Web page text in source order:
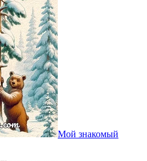
Мой знакомый